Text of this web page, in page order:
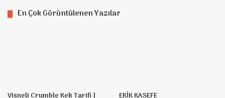
En Çok Görüntülenen Yazılar
Vişneli Crumble Kek Tarifi |
ERİK KASEFE